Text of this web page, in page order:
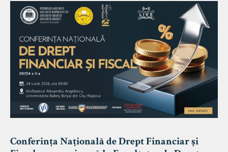
Conferința Națională de Drept Financiar și